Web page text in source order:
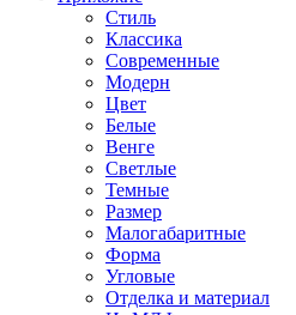
Стиль
Классика
Современные
Модерн
Цвет
Белые
Венге
Светлые
Темные
Размер
Малогабаритные
Форма
Угловые
Отделка и материал